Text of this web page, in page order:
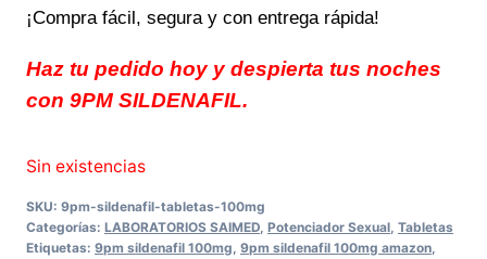
¡Compra fácil, segura y con entrega rápida!
Haz tu pedido hoy y despierta tus noches
con 9PM SILDENAFIL.
Sin existencias
SKU: 9pm-sildenafil-tabletas-100mg
Categorías: LABORATORIOS SAIMED, Potenciador Sexual, Tabletas
Etiquetas: 9pm sildenafil 100mg, 9pm sildenafil 100mg amazon,